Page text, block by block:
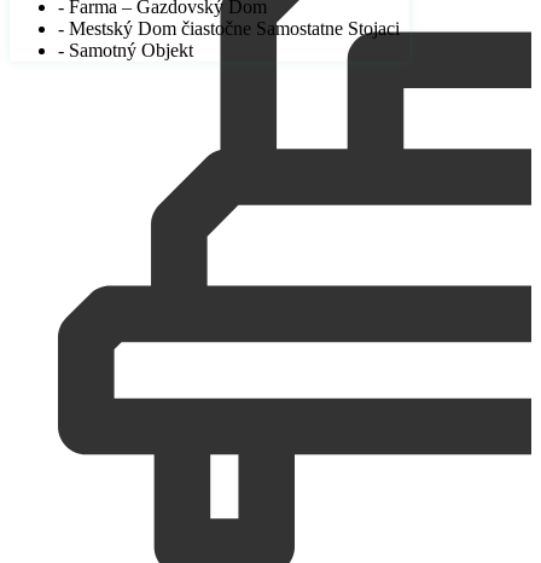
- Farma – Gazdovský Dom
- Mestský Dom čiastočne Samostatne Stojaci
- Samotný Objekt